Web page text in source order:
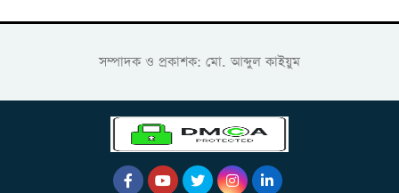
সম্পাদক ও প্রকাশক: মো. আব্দুল কাইয়ুম